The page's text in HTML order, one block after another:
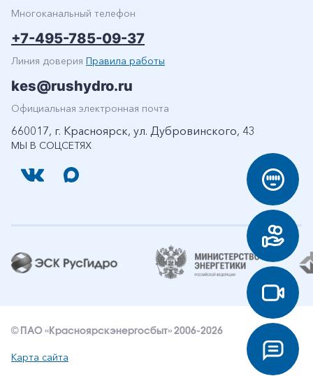
МЫ В СОЦСЕТЯХ
Многоканальный телефон
+7-495-785-09-37
Линия доверия Правила работы
kes@rushydro.ru
Официальная электронная почта
660017, г. Красноярск, ул. Дубровинского, 43
© ПАО «Красноярскэнергосбыт» 2006-2026
Карта сайта